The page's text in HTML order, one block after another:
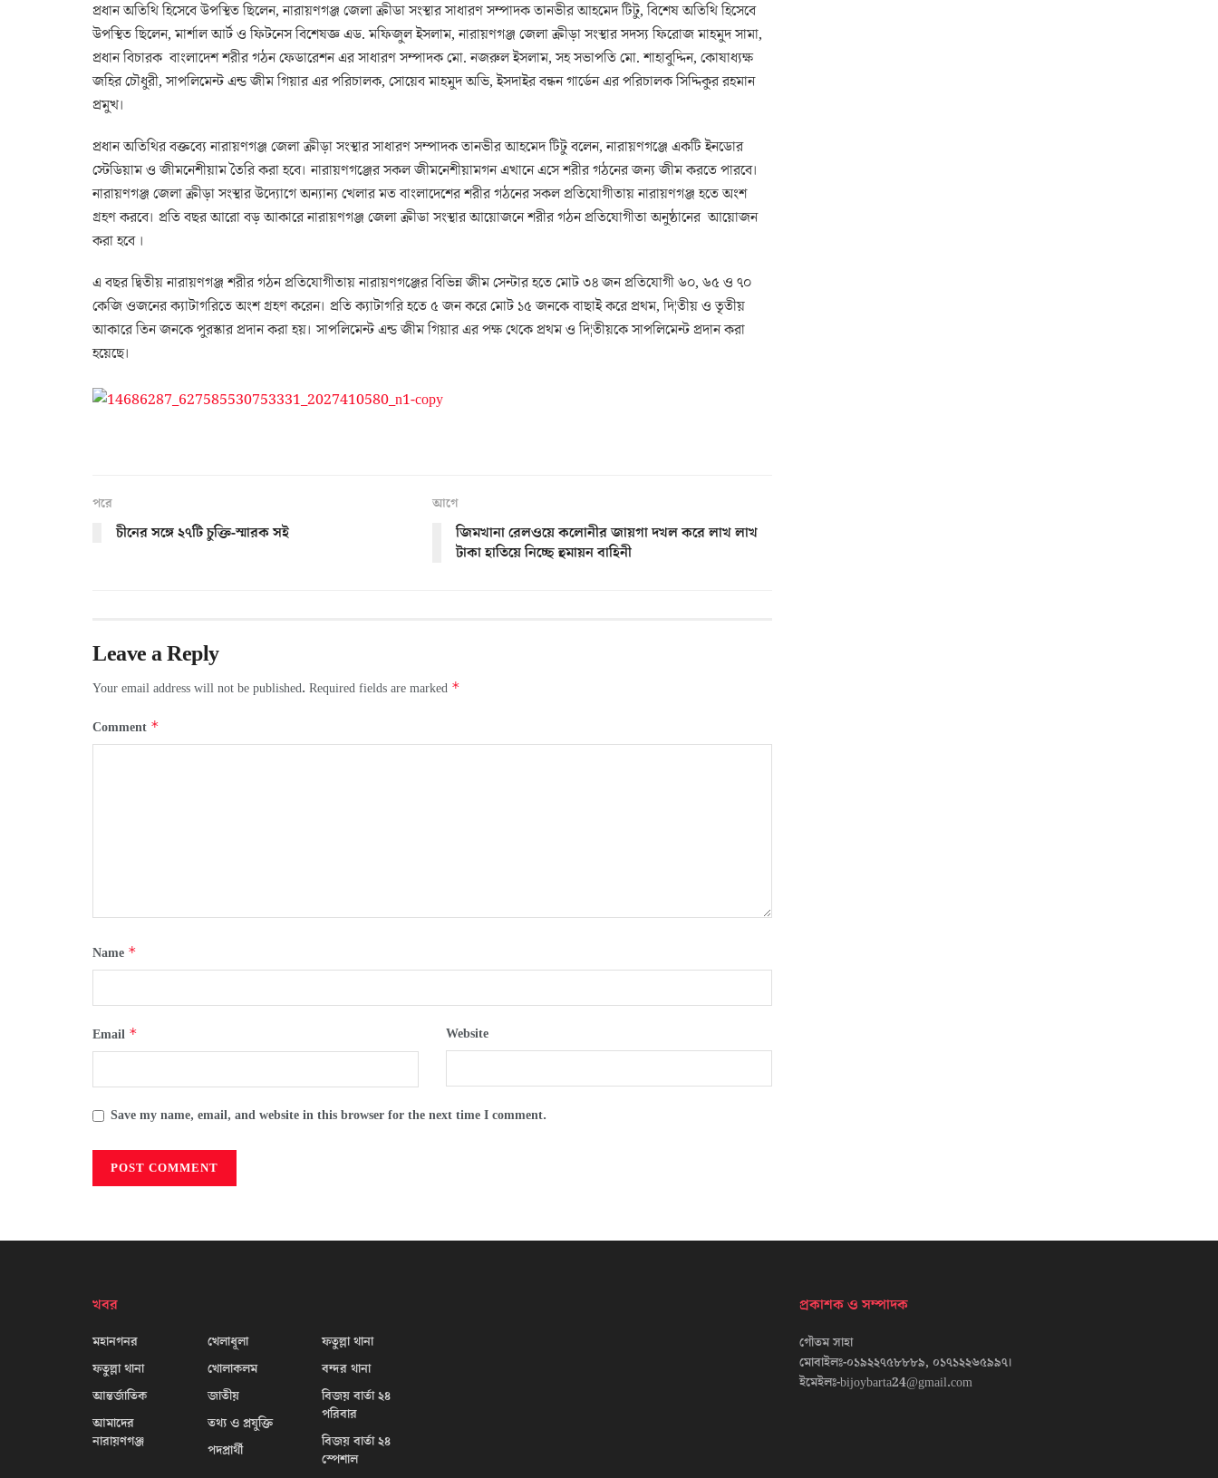
প্রধান অতিথি হিসেবে উপস্থিত ছিলেন, নারায়ণগঞ্জ জেলা ক্রীডা সংস্থার সাধারণ সম্পাদক তানভীর আহমেদ টিটু, বিশেষ অতিথি হিসেবে
উপস্থিত ছিলেন, মার্শাল আর্ট ও ফিটনেস বিশেষজ্ঞ এড. মফিজুল ইসলাম, নারায়ণগঞ্জ জেলা ক্রীড়া সংস্থার সদস্য ফিরোজ মাহমুদ সামা,
প্রধান বিচারক বাংলাদেশ শরীর গঠন ফেডারেশন এর সাধারণ সম্পাদক মো. নজরুল ইসলাম, সহ সভাপতি মো. শাহাবুদ্দিন, কোষাধ্যক্ষ
জহির চৌধুরী, সাপলিমেন্ট এন্ড জীম গিয়ার এর পরিচালক, সোয়েব মাহমুদ অভি, ইসদাইর বন্ধন গার্ডেন এর পরিচালক সিদ্দিকুর রহমান
প্রমুখ।
প্রধান অতিথির বক্তব্যে নারায়ণগঞ্জ জেলা ক্রীড়া সংস্থার সাধারণ সম্পাদক তানভীর আহমেদ টিটু বলেন, নারায়ণগঞ্জে একটি ইনডোর
স্টেডিয়াম ও জীমনেশীয়াম তৈরি করা হবে। নারায়ণগঞ্জের সকল জীমনেশীয়ামগন এখানে এসে শরীর গঠনের জন্য জীম করতে পারবে।
নারায়ণগঞ্জ জেলা ক্রীড়া সংস্থার উদ্যোগে অন্যান্য খেলার মত বাংলাদেশের শরীর গঠনের সকল প্রতিযোগীতায় নারায়ণগঞ্জ হতে অংশ
গ্রহণ করবে। প্রতি বছর আরো বড় আকারে নারায়ণগঞ্জ জেলা ক্রীডা সংস্থার আয়োজনে শরীর গঠন প্রতিযোগীতা অনুষ্ঠানের আয়োজন
করা হবে ।
এ বছর দ্বিতীয় নারায়ণগঞ্জ শরীর গঠন প্রতিযোগীতায় নারায়ণগঞ্জের বিভিন্ন জীম সেন্টার হতে মোট ৩৪ জন প্রতিযোগী ৬০, ৬৫ ও ৭০
কেজি ওজনের ক্যাটাগরিতে অংশ গ্রহণ করেন। প্রতি ক্যাটাগরি হতে ৫ জন করে মোট ১৫ জনকে বাছাই করে প্রথম, দি¦তীয় ও তৃতীয়
আকারে তিন জনকে পুরস্কার প্রদান করা হয়। সাপলিমেন্ট এন্ড জীম গিয়ার এর পক্ষ থেকে প্রথম ও দি¦তীয়কে সাপলিমেন্ট প্রদান করা
হয়েছে।
পরে
চীনের সঙ্গে ২৭টি চুক্তি-স্মারক সই
আগে
জিমখানা রেলওয়ে কলোনীর জায়গা দখল করে লাখ লাখ
টাকা হাতিয়ে নিচ্ছে হুমায়ন বাহিনী
Leave a Reply
Your email address will not be published. Required fields are marked *
Comment *
Name *
Email * Website
Save my name, email, and website in this browser for the next time I comment.
খবর
মহানগনর
ফতুল্লা থানা
আন্তর্জাতিক
আমাদের
নারায়ণগঞ্জ
খেলাধূলা
খোলাকলম
জাতীয়
তথ্য ও প্রযুক্তি
পদপ্রার্থী
ফতুল্লা থানা
বন্দর থানা
বিজয় বার্তা ২৪
পরিবার
বিজয় বার্তা ২৪
স্পেশাল
প্রকাশক ও সম্পাদক
গৌতম সাহা
মোবাইলঃ-০১৯২২৭৫৮৮৮৯, ০১৭১২২৬৫৯৯৭।
ইমেইলঃ-bijoybarta24@gmail.com